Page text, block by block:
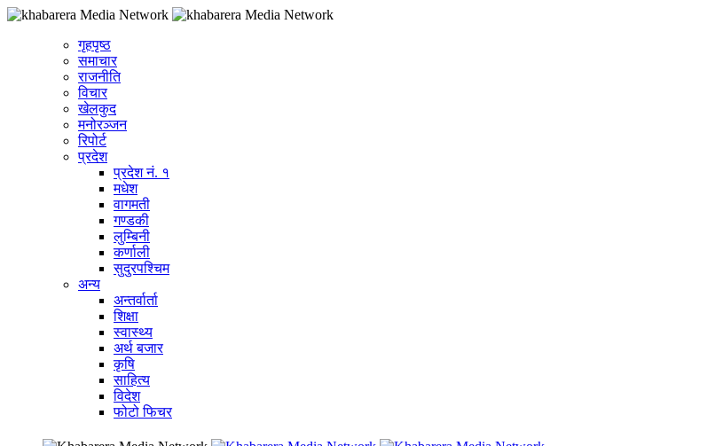
गृहपृष्ठ
समाचार
राजनीति
विचार
खेलकुद
मनोरञ्जन
रिपोर्ट
प्रदेश
प्रदेश नं. १
मधेश
वागमती
गण्डकी
लुम्बिनी
कर्णाली
सुदुरपश्चिम
अन्य
अन्तर्वार्ता
शिक्षा
स्वास्थ्य
अर्थ बजार
कृषि
साहित्य
विदेश
फोटो फिचर